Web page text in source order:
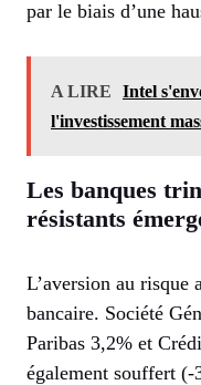
par le biais d’une
A LIRE
Intel
l'investissement
Les banques
résistants
L’aversion au risque
bancaire. Société
Paribas 3,2% et
également souffert (-